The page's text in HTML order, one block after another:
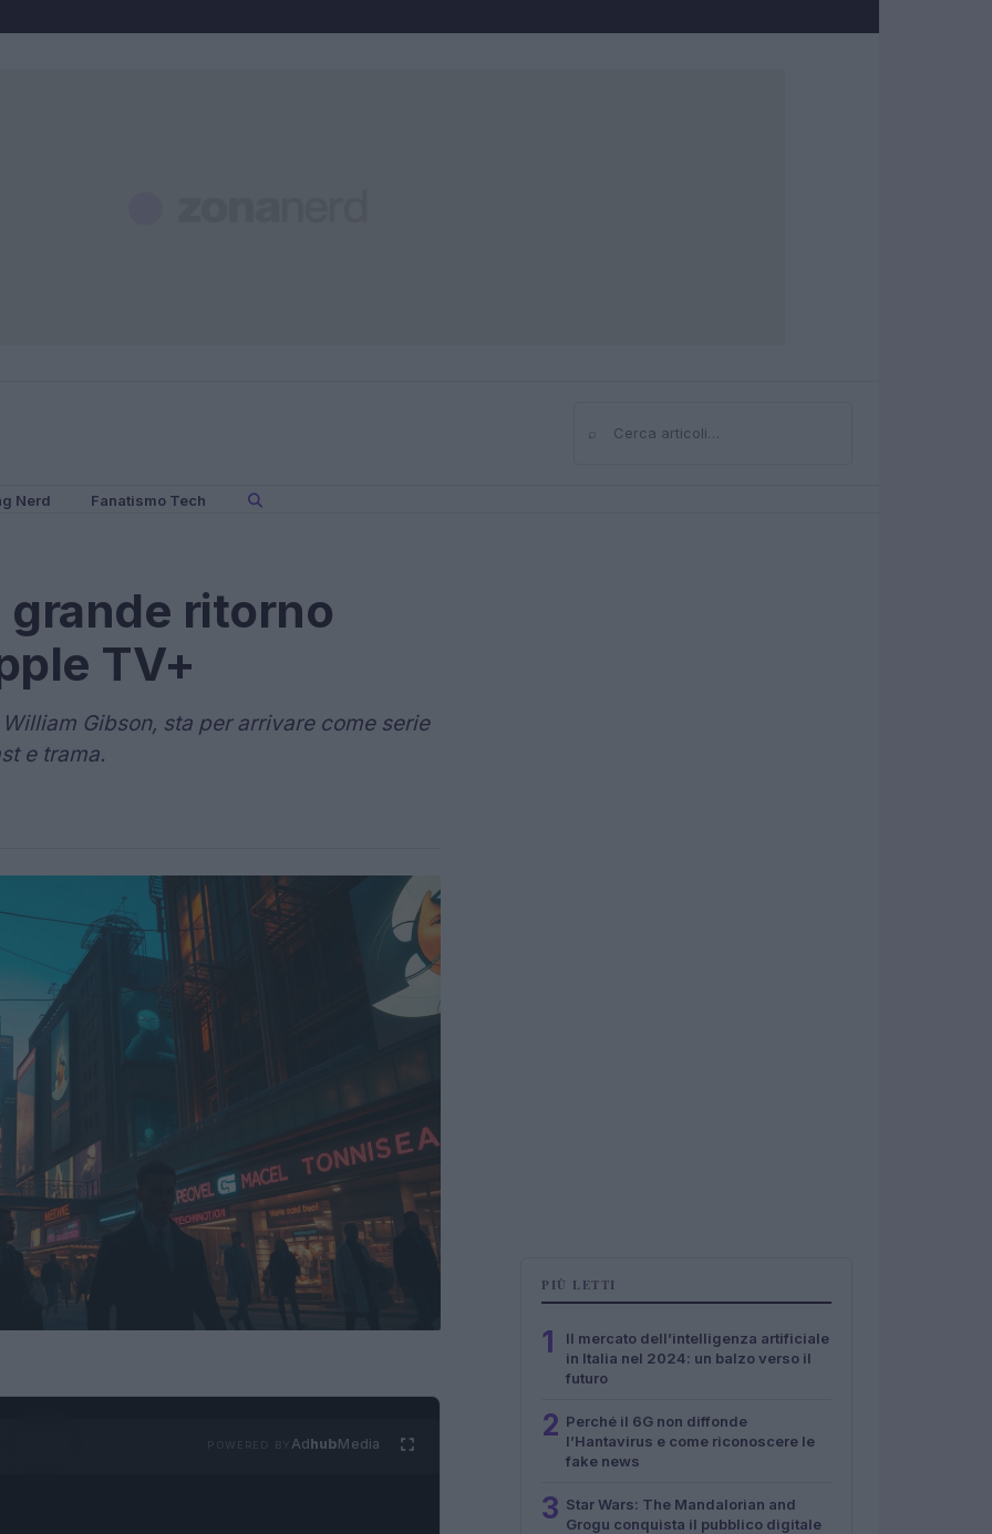
⌕Cerca
Nerd Fanatismo Tech
ritorno
TV+
Gibson, sta per arrivare come serie
e trama.
AdhubMedia
PIÙ LETTI
1
Il mercato dell’intelligenza artificiale
in Italia nel 2024: un balzo verso il
futuro
2 Perché il 6G non diffonde
l’Hantavirus e come riconoscere le
fake news
3 Star Wars: The Mandalorian and
Grogu conquista il pubblico digitale